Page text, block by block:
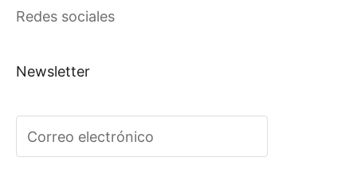
Redes sociales
Newsletter